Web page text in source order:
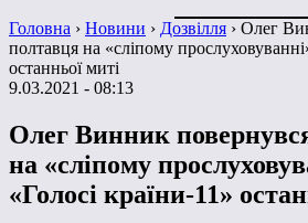
Головна › Новини › Дозвілля › Олег
полтавця на «сліпому
останньої миті
9.03.2021 - 08:13
Олег Винник
на «сліпому
«Голосі країни-11»